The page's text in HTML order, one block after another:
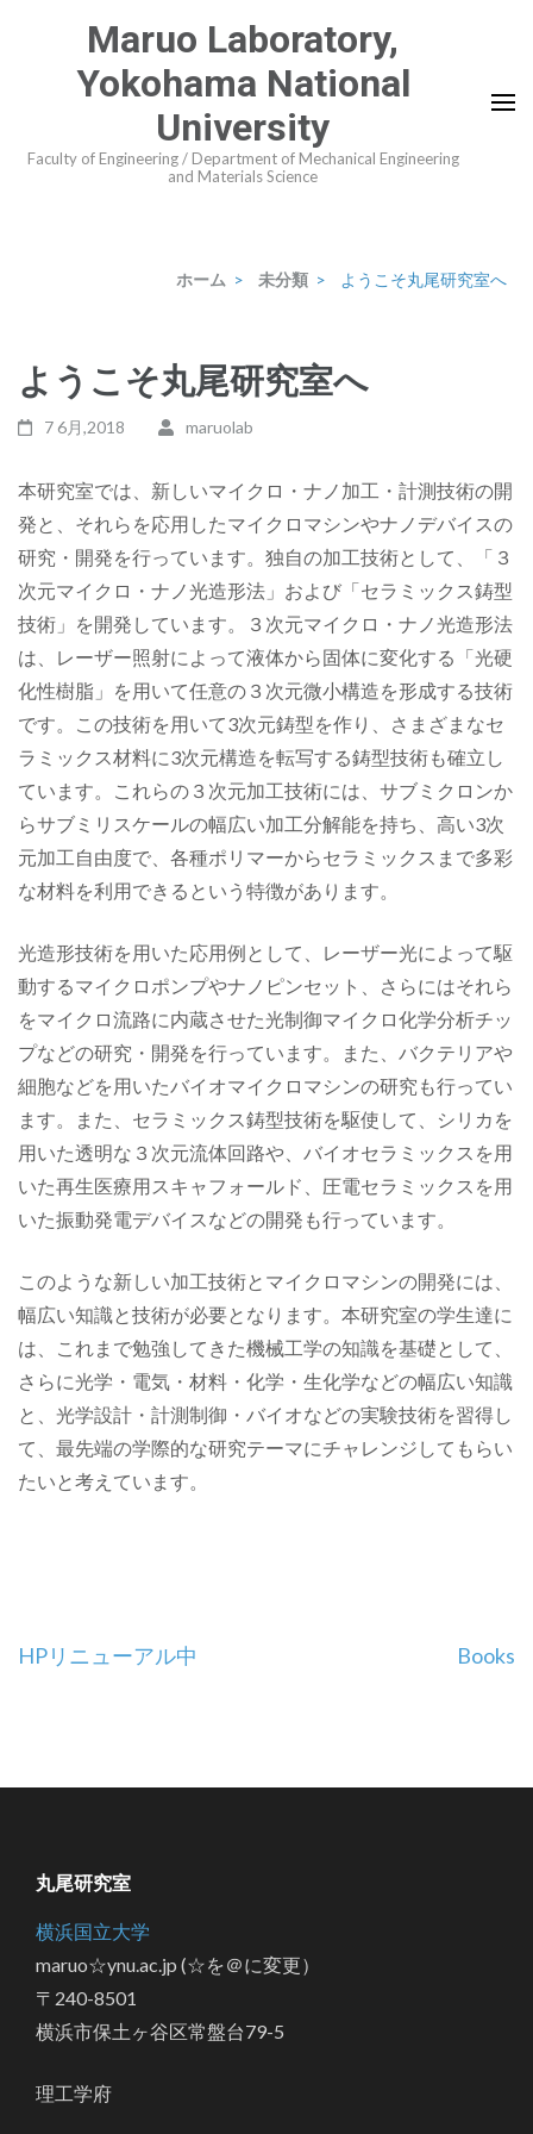
押
Maruo Laboratory,
Yokohama National
University
Faculty of Engineering / Department of Mechanical Engineering
and Materials Science
ホーム > 未分類 > ようこそ丸尾研究室へ
ようこそ丸尾研究室へ
7 6月,2018 maruolab
本研究室では、新しいマイクロ・ナノ加工・計測技術の開
発と、それらを応用したマイクロマシンやナノデバイスの
研究・開発を行っています。独自の加工技術として、「３
次元マイクロ・ナノ光造形法」および「セラミックス鋳型
技術」を開発しています。３次元マイクロ・ナノ光造形法
は、レーザー照射によって液体から固体に変化する「光硬
化性樹脂」を用いて任意の３次元微小構造を形成する技術
です。この技術を用いて3次元鋳型を作り、さまざまなセ
ラミックス材料に3次元構造を転写する鋳型技術も確立し
ています。これらの３次元加工技術には、サブミクロンか
らサブミリスケールの幅広い加工分解能を持ち、高い3次
元加工自由度で、各種ポリマーからセラミックスまで多彩
な材料を利用できるという特徴があります。
光造形技術を用いた応用例として、レーザー光によって駆
動するマイクロポンプやナノピンセット、さらにはそれら
をマイクロ流路に内蔵させた光制御マイクロ化学分析チッ
プなどの研究・開発を行っています。また、バクテリアや
細胞などを用いたバイオマイクロマシンの研究も行ってい
ます。また、セラミックス鋳型技術を駆使して、シリカを
用いた透明な３次元流体回路や、バイオセラミックスを用
いた再生医療用スキャフォールド、圧電セラミックスを用
いた振動発電デバイスなどの開発も行っています。
このような新しい加工技術とマイクロマシンの開発には、
幅広い知識と技術が必要となります。本研究室の学生達に
は、これまで勉強してきた機械工学の知識を基礎として、
さらに光学・電気・材料・化学・生化学などの幅広い知識
と、光学設計・計測制御・バイオなどの実験技術を習得し
て、最先端の学際的な研究テーマにチャレンジしてもらい
たいと考えています。
投
ゲ
ョ
ン
HPリニューアル中 Books
丸尾研究室
横浜国立大学
maruo☆ynu.ac.jp (☆を＠に変更）
〒240-8501
横浜市保土ヶ谷区常盤台79-5
理工学府